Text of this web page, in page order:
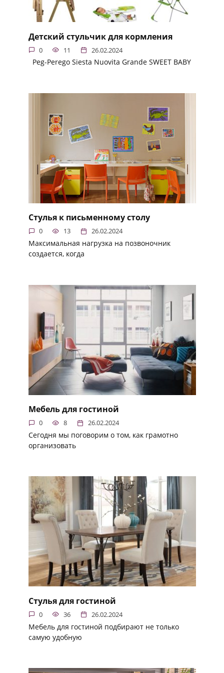
Детский стульчик для кормления
0 11 26.02.2024
Peg-Perego Siesta Nuovita Grande SWEET BABY
Стулья к письменному столу
0 13 26.02.2024
Максимальная нагрузка на позвоночник
создается, когда
Мебель для гостиной
0 8 26.02.2024
Сегодня мы поговорим о том, как грамотно
организовать
Стулья для гостиной
0 36 26.02.2024
Мебель для гостиной подбирают не только
самую удобную